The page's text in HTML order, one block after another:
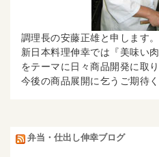
調理長の安藤正雄と申します。
新日本料理伸幸では『美味い
をテーマに日々商品開発に取
今後の商品展開に乞うご期待く
弁当・仕出し伸幸ブログ